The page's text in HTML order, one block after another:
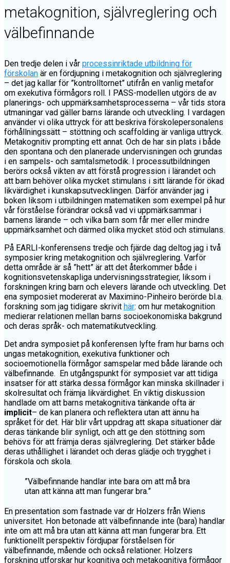
metakognition, självreglering och
välbefinnande
Den tredje delen i vår processinriktade utbildning för
förskolan är en fördjupning i metakognition och självreglering
– det jag kallar för ”kontrolltornet” utifrån en vanlig metafor
om exekutiva förmågors roll. I PASS-modellen utgörs de av
planerings- och uppmärksamhetsprocesserna – vår tids stora
utmaningar vad gäller barns lärande och utveckling. I vardagen
använder vi olika uttryck för att beskriva förskolepersonalens
förhållningssätt – stöttning och scaffolding är vanliga uttryck.
Metakognitiv prompting ett annat. Och de har sin plats i både
den spontana och den planerade undervisningen och grundas
i en sampels- och samtalsmetodik. I processutbildningen
berörs också vikten av att förstå progression i lärandet och
att barn behöver olika mycket stimulans i sitt lärande för ökad
likvärdighet i kunskapsutvecklingen. Därför använder jag i
boken liksom i utbildningen matematiken som exempel på hur
vår förståelse förändrar också vad vi uppmärksammar i
barnens lärande – och vilka barn som får mer eller mindre
uppmärksamhet och därmed olika mycket stöd och stimulans.
På EARLI-konferensens tredje och fjärde dag deltog jag i två
symposier kring metakognition och självreglering. Varför
detta område är så ”hett” är att det återkommer både i
kognitionsvetenskapliga undervisningsstrategier, liksom i
forskningen kring barn och elevers lärande och utveckling. Det
ena symposiet modererat av Maximino-Pinheiro berörde bl.a.
forskning som jag tidigare skrivit här: om hur metakognition
medierar relationen mellan barns socioekonomiska bakgrund
och deras språk- och matematikutveckling.
Det andra symposiet på konferensen lyfte fram hur barns och
ungas metakognition, exekutiva funktioner och
socioemotionella förmågor samspelar med både lärande och
välbefinnande. En utgångspunkt för symposiet var att tidiga
insatser för att stärka dessa förmågor kan minska skillnader i
skolresultat och främja likvärdighet. En viktig diskussion
handlade om att barns metakognitiva tänkande ofta är
implicit– de kan planera och reflektera utan att ännu ha
språket för det. Här blir vårt uppdrag att skapa situationer där
deras tänkande blir synligt, och att ge den stöttning som
behövs för att främja deras självreglering. Det stärker både
deras uthållighet i lärandet och deras glädje och trygghet i
förskola och skola.
”Välbefinnande handlar inte bara om att må bra
utan att känna att man fungerar bra.”
En presentation som fastnade var dr Holzers från Wiens
universitet. Hon betonade att välbefinnande inte (bara) handlar
inte om att må bra utan att känna att man fungerar bra. Ett
funktionellt perspektiv fördjupar förståelsen för
välbefinnande, mående och också relationer. Holzers
forskning utforskar hur kognitiva och metakognitiva förmågor